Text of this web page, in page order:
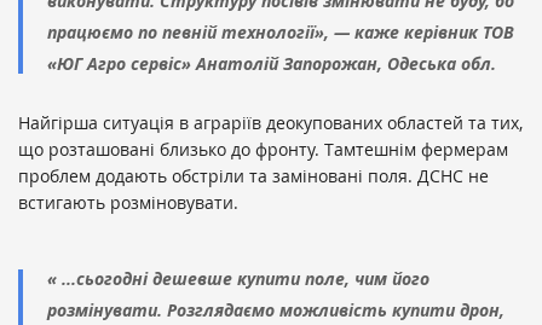
працюємо по певній технології», — каже керівник ТОВ
«ЮГ Агро сервіс» Анатолій Запорожан, Одеська обл.
Найгірша ситуація в аграріїв деокупованих областей та тих,
що розташовані близько до фронту. Тамтешнім фермерам
проблем додають обстріли та заміновані поля. ДСНС не
встигають розміновувати.
« ...сьогодні дешевше купити поле, чим його
розмінувати. Розглядаємо можливість купити дрон,